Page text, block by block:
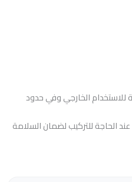
للاستخدام الخارجي وفي حدود
الحاجة للتركيب لضمان السلامة